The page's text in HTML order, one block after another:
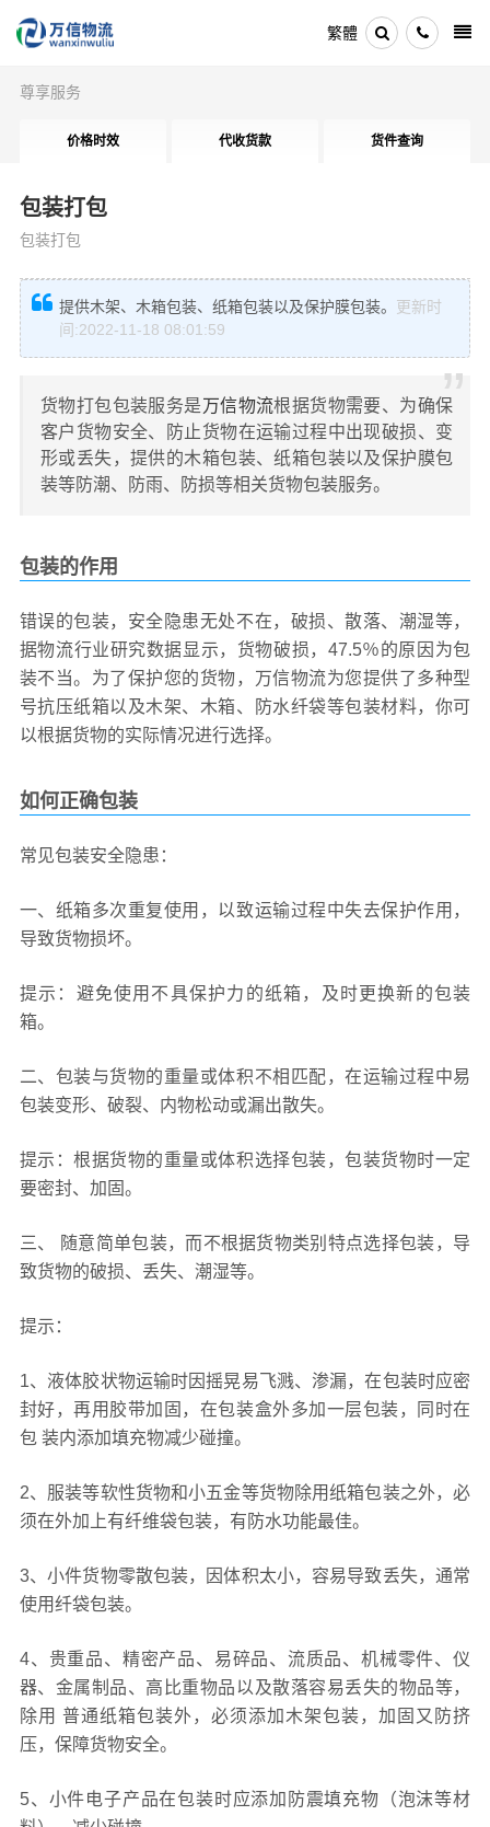
繁體
尊享服务
价格时效 代收货款 货件查询
包装打包
包装打包
提供木架、木箱包装、纸箱包装以及保护膜包装。 更新时
间:2022-11-18 08:01:59
货物打包包装服务是万信物流根据货物需要、为确保
客户货物安全、防止货物在运输过程中出现破损、变
形或丢失，提供的木箱包装、纸箱包装以及保护膜包
装等防潮、防雨、防损等相关货物包装服务。
包装的作用
错误的包装，安全隐患无处不在，破损、散落、潮湿等，
据物流行业研究数据显示，货物破损，47.5％的原因为包
装不当。为了保护您的货物，万信物流为您提供了多种型
号抗压纸箱以及木架、木箱、防水纤袋等包装材料，你可
以根据货物的实际情况进行选择。
如何正确包装
常见包装安全隐患：
一、纸箱多次重复使用，以致运输过程中失去保护作用，
导致货物损坏。
提示：避免使用不具保护力的纸箱，及时更换新的包装
箱。
二、包装与货物的重量或体积不相匹配，在运输过程中易
包装变形、破裂、内物松动或漏出散失。
提示：根据货物的重量或体积选择包装，包装货物时一定
要密封、加固。
三、 随意简单包装，而不根据货物类别特点选择包装，导
致货物的破损、丢失、潮湿等。
提示：
1、液体胶状物运输时因摇晃易飞溅、渗漏，在包装时应密
封好，再用胶带加固，在包装盒外多加一层包装，同时在
包 装内添加填充物减少碰撞。
2、服装等软性货物和小五金等货物除用纸箱包装之外，必
须在外加上有纤维袋包装，有防水功能最佳。
3、小件货物零散包装，因体积太小，容易导致丢失，通常
使用纤袋包装。
4、贵重品、精密产品、易碎品、流质品、机械零件、仪
器、金属制品、高比重物品以及散落容易丢失的物品等，
除用 普通纸箱包装外，必须添加木架包装，加固又防挤
压，保障货物安全。
5、小件电子产品在包装时应添加防震填充物（泡沫等材